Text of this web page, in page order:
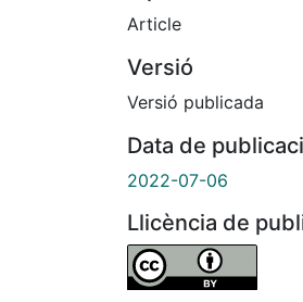
Article
Versió
Versió publicada
Data de
2022-07-06
Llicència de